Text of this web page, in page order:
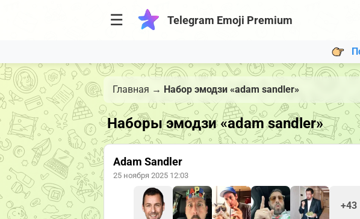
☰ Telegram Emoji Premium
Главная → Набор эмодзи «adam sandler»
Наборы эмодзи «adam sandler»
Adam Sandler
25 ноября 2025 12:03
+43